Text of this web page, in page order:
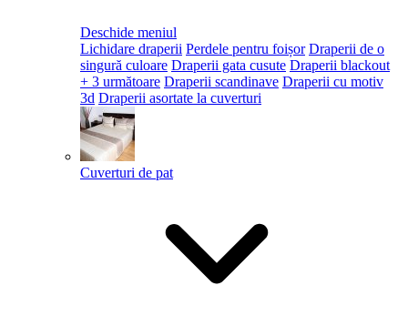
Deschide meniul
Lichidare draperii Perdele pentru foișor Draperii de o
singură culoare Draperii gata cusute Draperii blackout
+ 3 următoare Draperii scandinave Draperii cu motiv
3d Draperii asortate la cuverturi
Cuverturi de pat